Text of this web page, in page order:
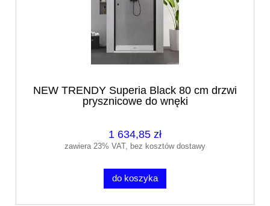
NEW TRENDY Superia Black 80 cm drzwi
prysznicowe do wnęki
1 634,85 zł
zawiera 23% VAT, bez kosztów dostawy
do koszyka